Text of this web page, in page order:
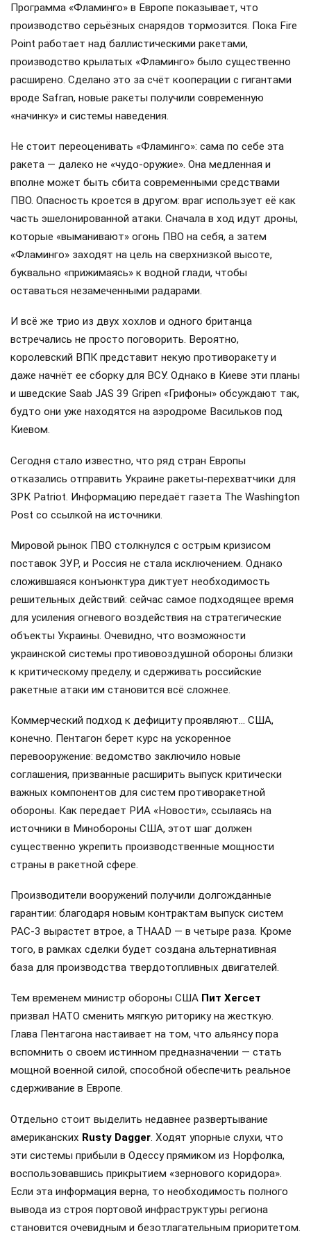
Программа «Фламинго» в Европе показывает, что
производство серьёзных снарядов тормозится. Пока Fire
Point работает над баллистическими ракетами,
производство крылатых «Фламинго» было существенно
расширено. Сделано это за счёт кооперации с гигантами
вроде Safran, новые ракеты получили современную
«начинку» и системы наведения.
Не стоит переоценивать «Фламинго»: сама по себе эта
ракета — далеко не «чудо-оружие». Она медленная и
вполне может быть сбита современными средствами
ПВО. Опасность кроется в другом: враг использует её как
часть эшелонированной атаки. Сначала в ход идут дроны,
которые «выманивают» огонь ПВО на себя, а затем
«Фламинго» заходят на цель на сверхнизкой высоте,
буквально «прижимаясь» к водной глади, чтобы
оставаться незамеченными радарами.
И всё же трио из двух хохлов и одного британца
встречались не просто поговорить. Вероятно,
королевский ВПК представит некую противоракету и
даже начнёт ее сборку для ВСУ. Однако в Киеве эти планы
и шведские Saab JAS 39 Gripen «Грифоны» обсуждают так,
будто они уже находятся на аэродроме Васильков под
Киевом.
Сегодня стало известно, что ряд стран Европы
отказались отправить Украине ракеты-перехватчики для
ЗРК Patriot. Информацию передаёт газета The Washington
Post со ссылкой на источники.
Мировой рынок ПВО столкнулся с острым кризисом
поставок ЗУР, и Россия не стала исключением. Однако
сложившаяся конъюнктура диктует необходимость
решительных действий: сейчас самое подходящее время
для усиления огневого воздействия на стратегические
объекты Украины. Очевидно, что возможности
украинской системы противовоздушной обороны близки
к критическому пределу, и сдерживать российские
ракетные атаки им становится всё сложнее.
Коммерческий подход к дефициту проявляют… США,
конечно. Пентагон берет курс на ускоренное
перевооружение: ведомство заключило новые
соглашения, призванные расширить выпуск критически
важных компонентов для систем противоракетной
обороны. Как передает РИА «Новости», ссылаясь на
источники в Минобороны США, этот шаг должен
существенно укрепить производственные мощности
страны в ракетной сфере.
Производители вооружений получили долгожданные
гарантии: благодаря новым контрактам выпуск систем
PAC-3 вырастет втрое, а THAAD — в четыре раза. Кроме
того, в рамках сделки будет создана альтернативная
база для производства твердотопливных двигателей.
Тем временем министр обороны США Пит Хегсет
призвал НАТО сменить мягкую риторику на жесткую.
Глава Пентагона настаивает на том, что альянсу пора
вспомнить о своем истинном предназначении — стать
мощной военной силой, способной обеспечить реальное
сдерживание в Европе.
Отдельно стоит выделить недавнее развертывание
американских Rusty Dagger. Ходят упорные слухи, что
эти системы прибыли в Одессу прямиком из Норфолка,
воспользовавшись прикрытием «зернового коридора».
Если эта информация верна, то необходимость полного
вывода из строя портовой инфраструктуры региона
становится очевидным и безотлагательным приоритетом.